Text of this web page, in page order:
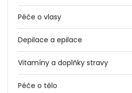
Péče o vlasy
Depilace a epilace
Vitamíny a doplňky stravy
Péče o tělo